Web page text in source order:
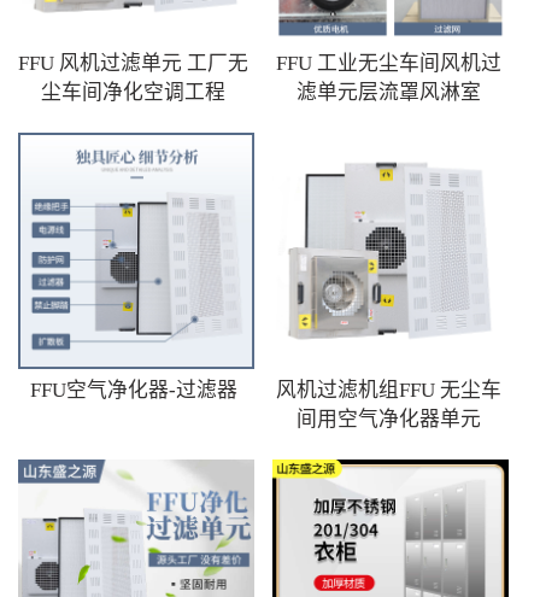
FFU 风机过滤单元 工厂无
尘车间净化空调工程
FFU 工业无尘车间风机过
滤单元层流罩风淋室
FFU空气净化器-过滤器
风机过滤机组FFU 无尘车
间用空气净化器单元